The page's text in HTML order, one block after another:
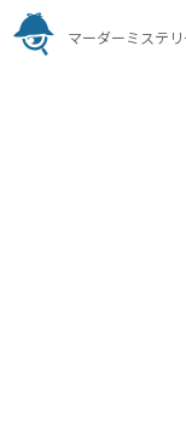
マーダーミステ